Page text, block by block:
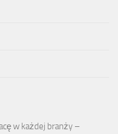
w każdej branży –